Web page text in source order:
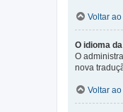
Voltar
O idioma
O
nova
Voltar